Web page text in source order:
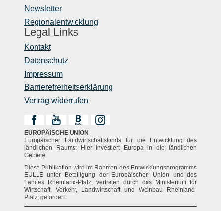
Newsletter
Regionalentwicklung
Legal Links
Kontakt
Datenschutz
Impressum
Barrierefreiheitserklärung
Vertrag widerrufen
EUROPÄISCHE UNION
Europäischer Landwirtschaftsfonds für die Entwicklung des
ländlichen Raums: Hier investiert Europa in die ländlichen
Gebiete
Diese Publikation wird im Rahmen des Entwicklungsprogramms
EULLE unter Beteiligung der Europäischen Union und des
Landes Rheinland-Pfalz, vertreten durch das Ministerium für
Wirtschaft, Verkehr, Landwirtschaft und Weinbau Rheinland-
Pfalz, gefördert